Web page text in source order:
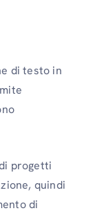
di testo in
progetti
quindi
di